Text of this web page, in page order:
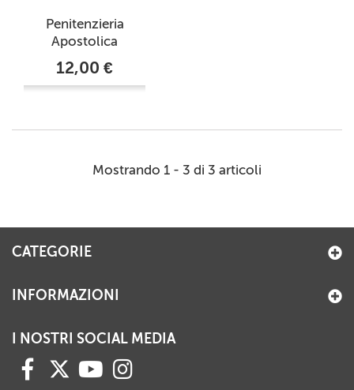
Penitenzieria
Apostolica
12,00 €
Mostrando 1 - 3 di 3 articoli
CATEGORIE
INFORMAZIONI
I NOSTRI SOCIAL MEDIA